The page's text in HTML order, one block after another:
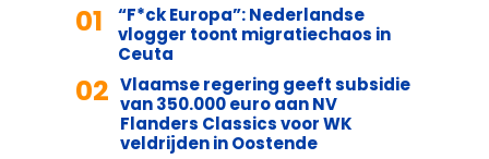
01
“F*ck Europa”: Nederlandse
vlogger toont migratiechaos in
Ceuta
02 Vlaamse regering geeft subsidie
van 350.000 euro aan NV
Flanders Classics voor WK
veldrijden in Oostende